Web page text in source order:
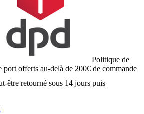
Politique de
port offerts au-delà de 200€ de commande
être retourné sous 14 jours puis